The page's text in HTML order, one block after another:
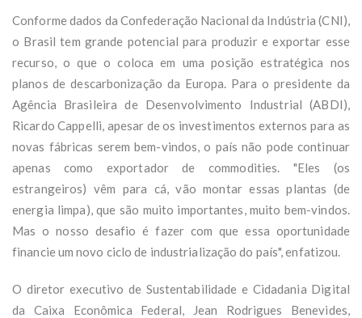
Conforme dados da Confederação Nacional da Indústria (CNI),
o Brasil tem grande potencial para produzir e exportar esse
recurso, o que o coloca em uma posição estratégica nos
planos de descarbonização da Europa. Para o presidente da
Agência Brasileira de Desenvolvimento Industrial (ABDI),
Ricardo Cappelli, apesar de os investimentos externos para as
novas fábricas serem bem-vindos, o país não pode continuar
apenas como exportador de commodities. "Eles (os
estrangeiros) vêm para cá, vão montar essas plantas (de
energia limpa), que são muito importantes, muito bem-vindos.
Mas o nosso desafio é fazer com que essa oportunidade
financie um novo ciclo de industrialização do país", enfatizou.
O diretor executivo de Sustentabilidade e Cidadania Digital
da Caixa Econômica Federal, Jean Rodrigues Benevides,